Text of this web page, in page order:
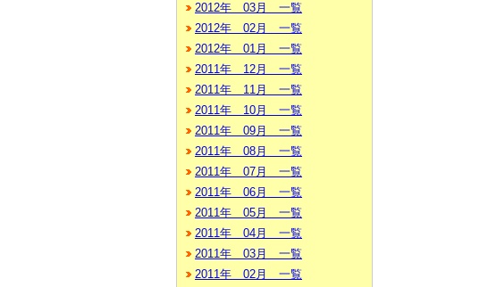
2012年 03月 一覧
2012年 02月 一覧
2012年 01月 一覧
2011年 12月 一覧
2011年 11月 一覧
2011年 10月 一覧
2011年 09月 一覧
2011年 08月 一覧
2011年 07月 一覧
2011年 06月 一覧
2011年 05月 一覧
2011年 04月 一覧
2011年 03月 一覧
2011年 02月 一覧